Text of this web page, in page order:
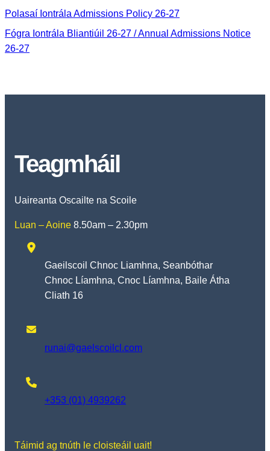
Polasaí Iontrála Admissions Policy 26-27
Fógra Iontrála Bliantiúil 26-27 / Annual Admissions Notice
26-27
Teagmháil
Uaireanta Oscailte na Scoile
Luan – Aoine 8.50am – 2.30pm
Gaeilscoil Chnoc Liamhna, Seanbóthar
Chnoc Líamhna, Cnoc Líamhna, Baile Átha
Cliath 16
runai@gaelscoilcl.com
+353 (01) 4939262
Táimid ag tnúth le cloisteáil uait!